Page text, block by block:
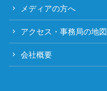
メディアの方へ
アクセス・事務局の地図
会社概要